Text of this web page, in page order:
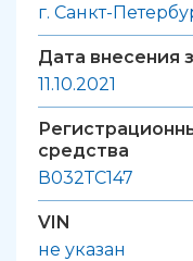
г. Санкт-
Дата внесения
11.10.2021
средства
В032ТС147
VIN
не указан